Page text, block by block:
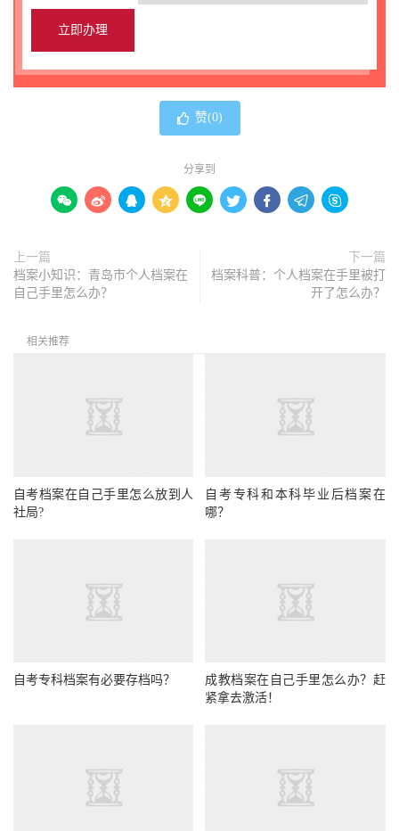
赞(0)
分享到
        
上一篇
档案小知识：青岛市个人档案在
自己手里怎么办？
下一篇
档案科普：个人档案在手里被打
开了怎么办？
相关推荐
自考档案在自己手里怎么放到人
社局?
自考专科和本科毕业后档案在
哪？
自考专科档案有必要存档吗？
成教档案在自己手里怎么办？赶
紧拿去激活！